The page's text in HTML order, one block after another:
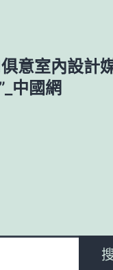
意室內設計
中國網